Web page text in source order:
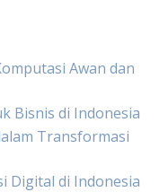
Awan dan
Bisnis di Indonesia
Transformasi
Digital di Indonesia